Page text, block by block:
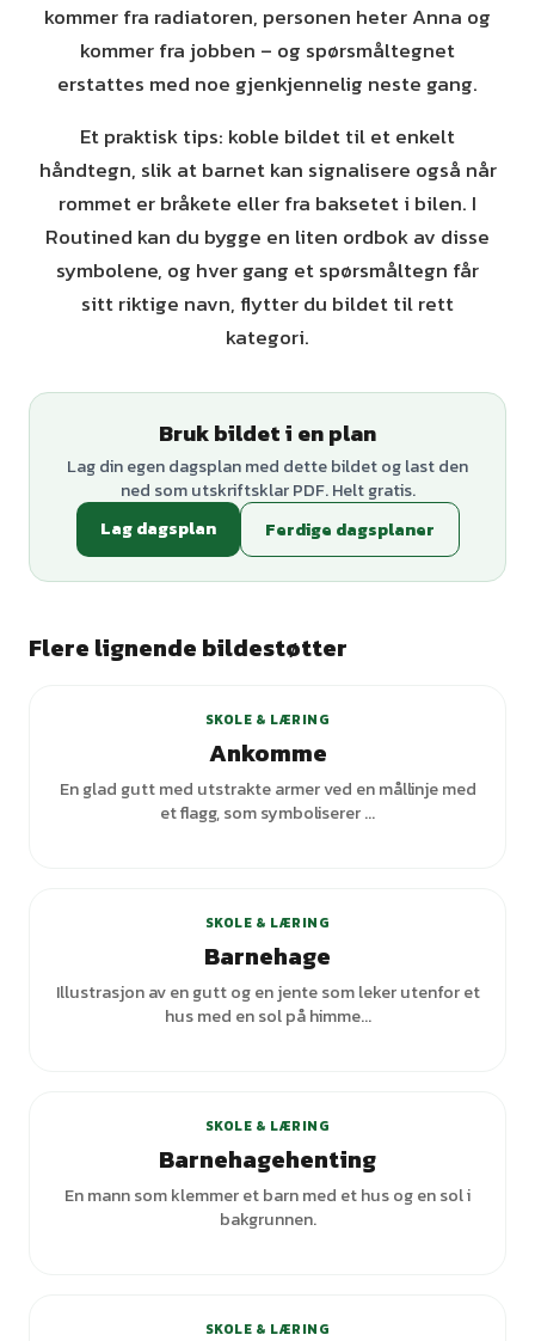
kommer fra radiatoren, personen heter Anna og
kommer fra jobben – og spørsmåltegnet
erstattes med noe gjenkjennelig neste gang.
Et praktisk tips: koble bildet til et enkelt
håndtegn, slik at barnet kan signalisere også når
rommet er bråkete eller fra baksetet i bilen. I
Routined kan du bygge en liten ordbok av disse
symbolene, og hver gang et spørsmåltegn får
sitt riktige navn, flytter du bildet til rett
kategori.
Bruk bildet i en plan
Lag din egen dagsplan med dette bildet og last den
ned som utskriftsklar PDF. Helt gratis.
Lag dagsplan
Ferdige dagsplaner
Flere lignende bildestøtter
SKOLE & LÆRING
Ankomme
En glad gutt med utstrakte armer ved en mållinje med
et flagg, som symboliserer ...
SKOLE & LÆRING
Barnehage
Illustrasjon av en gutt og en jente som leker utenfor et
hus med en sol på himme...
SKOLE & LÆRING
Barnehagehenting
En mann som klemmer et barn med et hus og en sol i
bakgrunnen.
SKOLE & LÆRING